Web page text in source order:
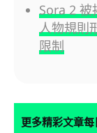
Sora 2
人物規則
限制
更多精彩文章